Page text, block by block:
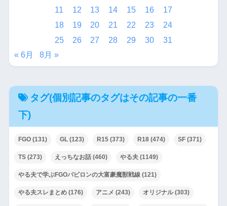
11
12 13 14 15 16
17
18
19 20 21 22 23
24
25
26 27 28 29 30
31
« 6月
8月 »
タグ(個別記事のタグはその記事の一番
下)
FGO(131) GL(123) R15(373) R18(474) SF(371)
TS(273) えっちなお話(460) やる夫(1149)
やる夫で学ぶFGOバビロンの大富豪魔獣戦線(121)
やる夫スレまとめ(176) アニメ (243) オリジナル(303)